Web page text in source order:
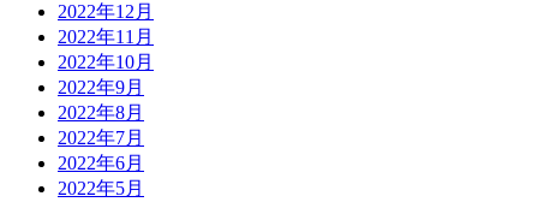
2022年12月
2022年11月
2022年10月
2022年9月
2022年8月
2022年7月
2022年6月
2022年5月